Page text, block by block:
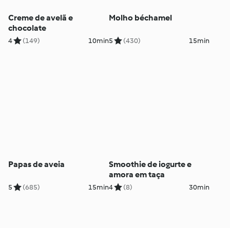
Creme de avelã e
chocolate
4 (149) 10min
Molho béchamel
5 (430) 15min
Papas de aveia
5 (685) 15min
Smoothie de iogurte e
amora em taça
4 (8) 30min